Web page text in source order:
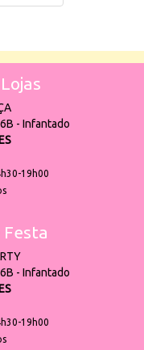
- Infantado
19h00
- Infantado
19h00